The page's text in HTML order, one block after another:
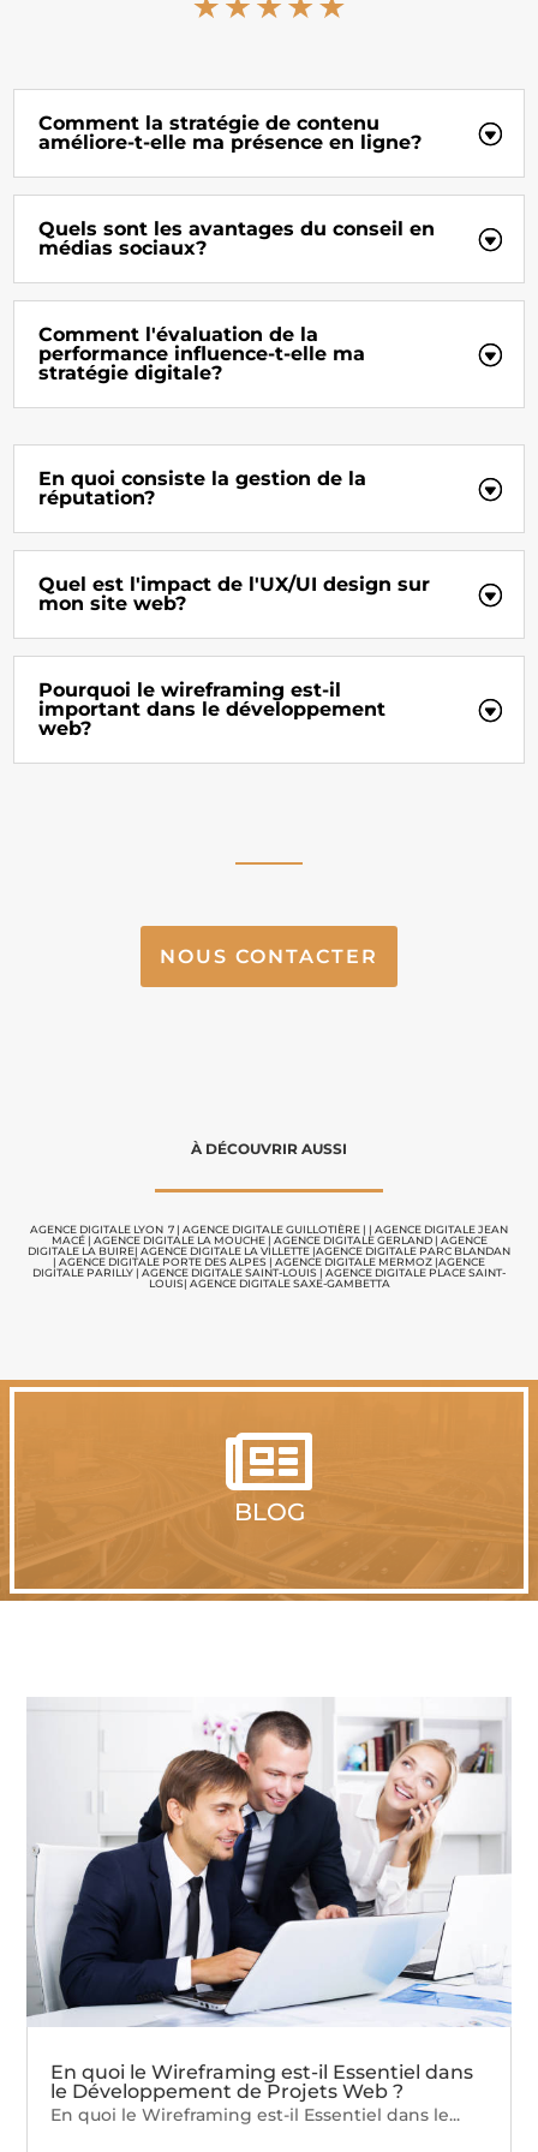
Comment la stratégie de contenu
améliore-t-elle ma présence en ligne?
Quels sont les avantages du conseil en
médias sociaux?
Comment l'évaluation de la
performance influence-t-elle ma
stratégie digitale?
En quoi consiste la gestion de la
réputation?
Quel est l'impact de l'UX/UI design sur
mon site web?
Pourquoi le wireframing est-il
important dans le développement
web?
NOUS CONTACTER
À DÉCOUVRIR AUSSI
AGENCE DIGITALE LYON 7 | AGENCE DIGITALE GUILLOTIÈRE | | AGENCE DIGITALE JEAN
MACÉ | AGENCE DIGITALE LA MOUCHE| AGENCE DIGITALE GERLAND| AGENCE
DIGITALE LA BUIRE| AGENCE DIGITALE LA VILLETTE |AGENCE DIGITALE PARC BLANDAN
| AGENCE DIGITALE PORTE DES ALPES | AGENCE DIGITALE MERMOZ |AGENCE
DIGITALE PARILLY | AGENCE DIGITALE SAINT-LOUIS | AGENCE DIGITALE PLACE SAINT-
LOUIS| AGENCE DIGITALE SAXE-GAMBETTA

BLOG
En quoi le Wireframing est-il Essentiel dans
le Développement de Projets Web ?
En quoi le Wireframing est-il Essentiel dans le...